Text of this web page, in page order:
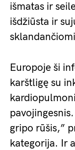
išmatas ir
išdžiūsta ir
Europoje ši
karštligę su
gripo rūšis,”
kategorija. Ir